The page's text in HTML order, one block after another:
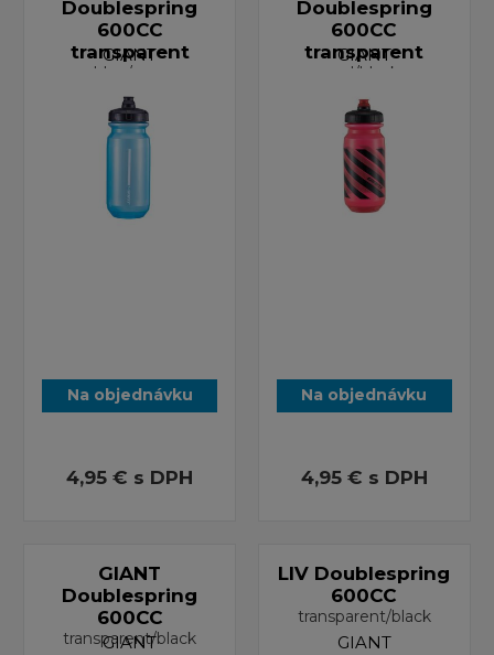
Doublespring
600CC
transparent
blue/grey
GIANT
Na objednávku
4,95 € s DPH
Doublespring
600CC
transparent
red/black
GIANT
Na objednávku
4,95 € s DPH
GIANT
Doublespring
600CC
transparent/black
GIANT
LIV Doublespring
600CC
transparent/black
GIANT